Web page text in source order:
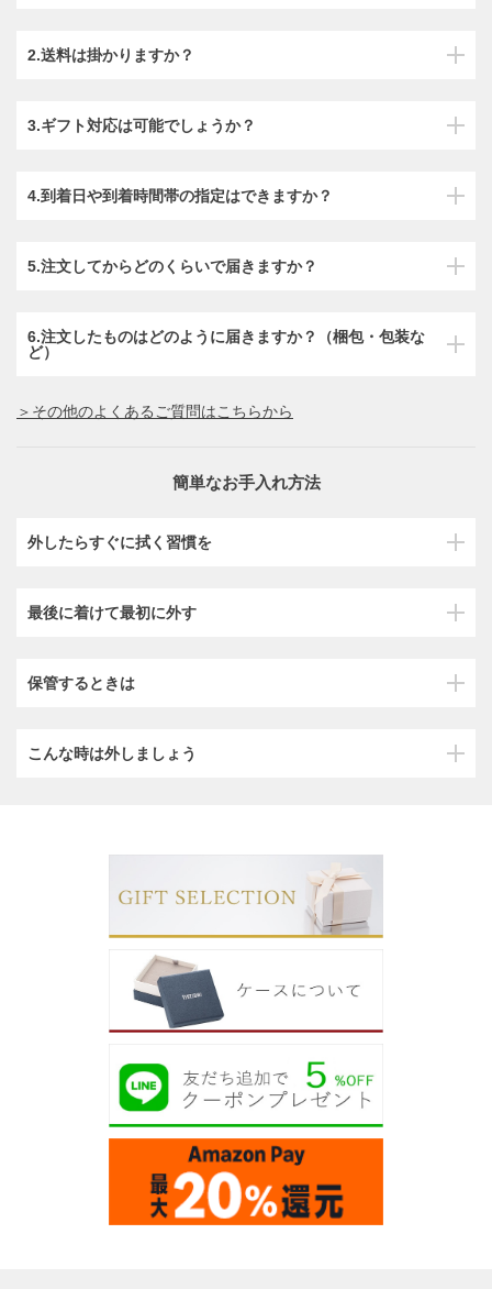
2.送料は掛かりますか？
3.ギフト対応は可能でしょうか？
4.到着日や到着時間帯の指定はできますか？
5.注文してからどのくらいで届きますか？
6.注文したものはどのように届きますか？（梱包・包装な
ど）
＞その他のよくあるご質問はこちらから
簡単なお手入れ方法
外したらすぐに拭く習慣を
最後に着けて最初に外す
保管するときは
こんな時は外しましょう